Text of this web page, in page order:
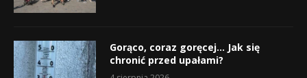
Gorąco, coraz goręcej… Jak się
chronić przed upałami?